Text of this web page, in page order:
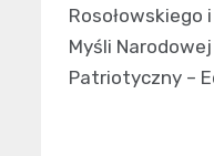
Myśli
Patriotyczny –